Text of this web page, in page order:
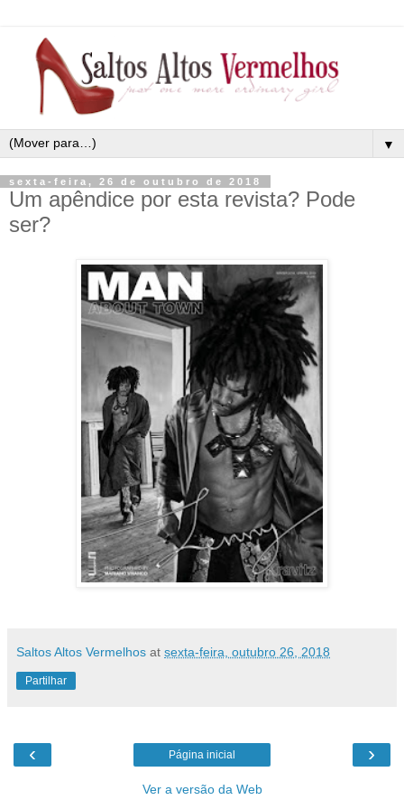
▼
sexta-feira, 26 de outubro de 2018
Um apêndice por esta revista? Pode
ser?
Saltos Altos Vermelhos at sexta-feira, outubro 26, 2018
Partilhar
‹ ›
Página inicial
Ver a versão da Web